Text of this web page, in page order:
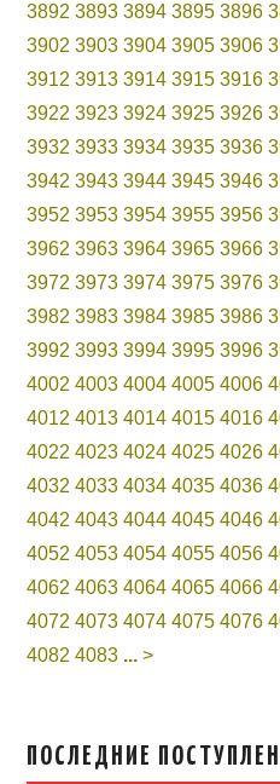
3892 3893 3894 3895 3896
3902 3903 3904 3905 3906
3912 3913 3914 3915 3916
3922 3923 3924 3925 3926
3932 3933 3934 3935 3936
3942 3943 3944 3945 3946
3952 3953 3954 3955 3956
3962 3963 3964 3965 3966
3972 3973 3974 3975 3976
3982 3983 3984 3985 3986
3992 3993 3994 3995 3996
4002 4003 4004 4005 4006
4012 4013 4014 4015 4016
4022 4023 4024 4025 4026
4032 4033 4034 4035 4036
4042 4043 4044 4045 4046
4052 4053 4054 4055 4056
4062 4063 4064 4065 4066
4072 4073 4074 4075 4076
4082 4083 ... >
ПОСЛЕДНИЕ